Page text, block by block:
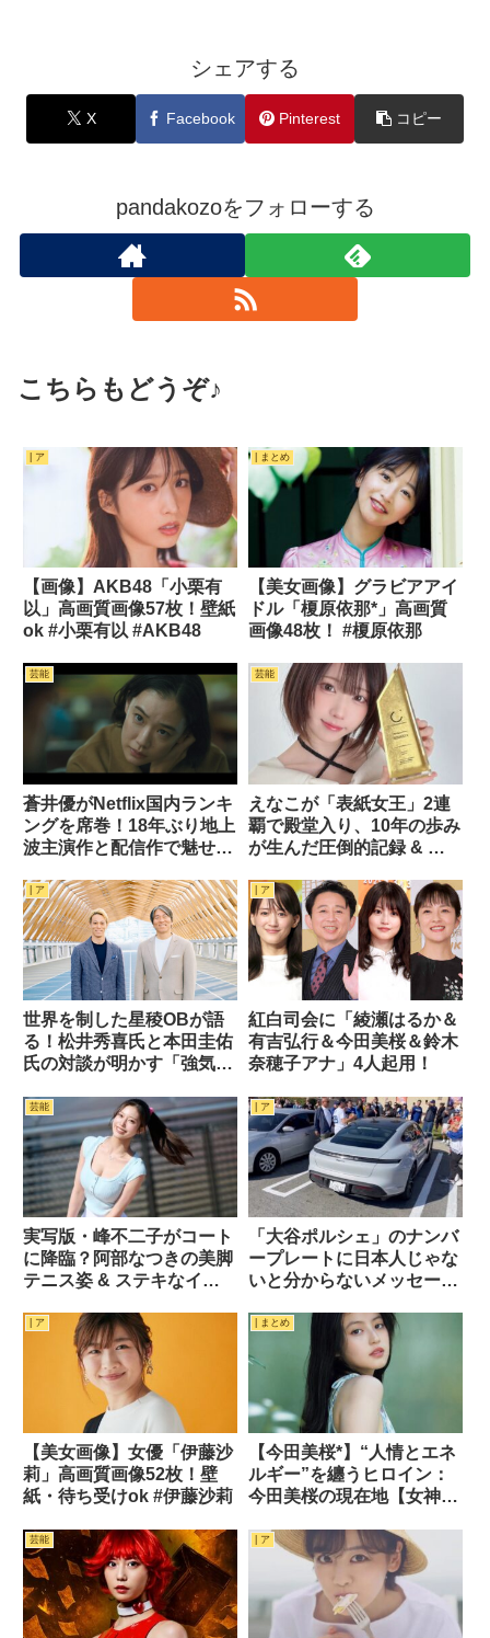
シェアする
X Facebook Pinterest コピー
pandakozoをフォローする
こちらもどうぞ♪
| ア
【画像】AKB48「小栗有
以」高画質画像57枚！壁紙
ok #小栗有以 #AKB48
| まとめ
【美女画像】グラビアアイ
ドル「榎原依那*」高画質
画像48枚！ #榎原依那
芸能
蒼井優がNetflix国内ランキ
ングを席巻！18年ぶり地上
波主演作と配信作で魅せる
芸能
えなこが「表紙女王」2連
覇で殿堂入り、10年の歩み
が生んだ圧倒的記録 & ス
| ア
世界を制した星稜OBが語
る！松井秀喜氏と本田圭佑
氏の対談が明かす「強気な
| ア
紅白司会に「綾瀬はるか＆
有吉弘行＆今田美桜＆鈴木
奈穂子アナ」4人起用！
芸能
実写版・峰不二子がコート
に降臨？阿部なつきの美脚
テニス姿 & ステキなイン
| ア
「大谷ポルシェ」のナンバ
ープレートに日本人じゃな
いと分からないメッセージ
| ア
【美女画像】女優「伊藤沙
莉」高画質画像52枚！壁
紙・待ち受けok #伊藤沙莉
| まとめ
【今田美桜*】“人情とエネ
ルギー”を纏うヒロイン：
今田美桜の現在地【女神巡
芸能 | ア